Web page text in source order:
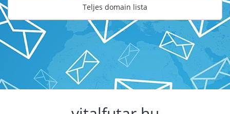
Teljes domain lista